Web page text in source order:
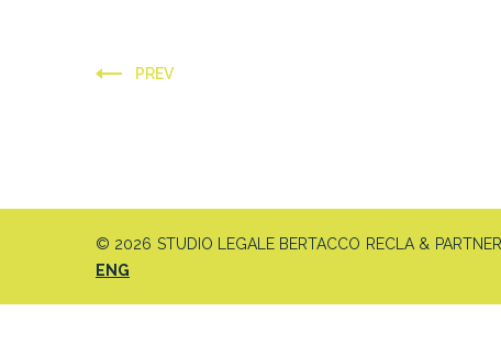
PREV
© 2026 STUDIO LEGALE BERTACCO RECLA &
ENG